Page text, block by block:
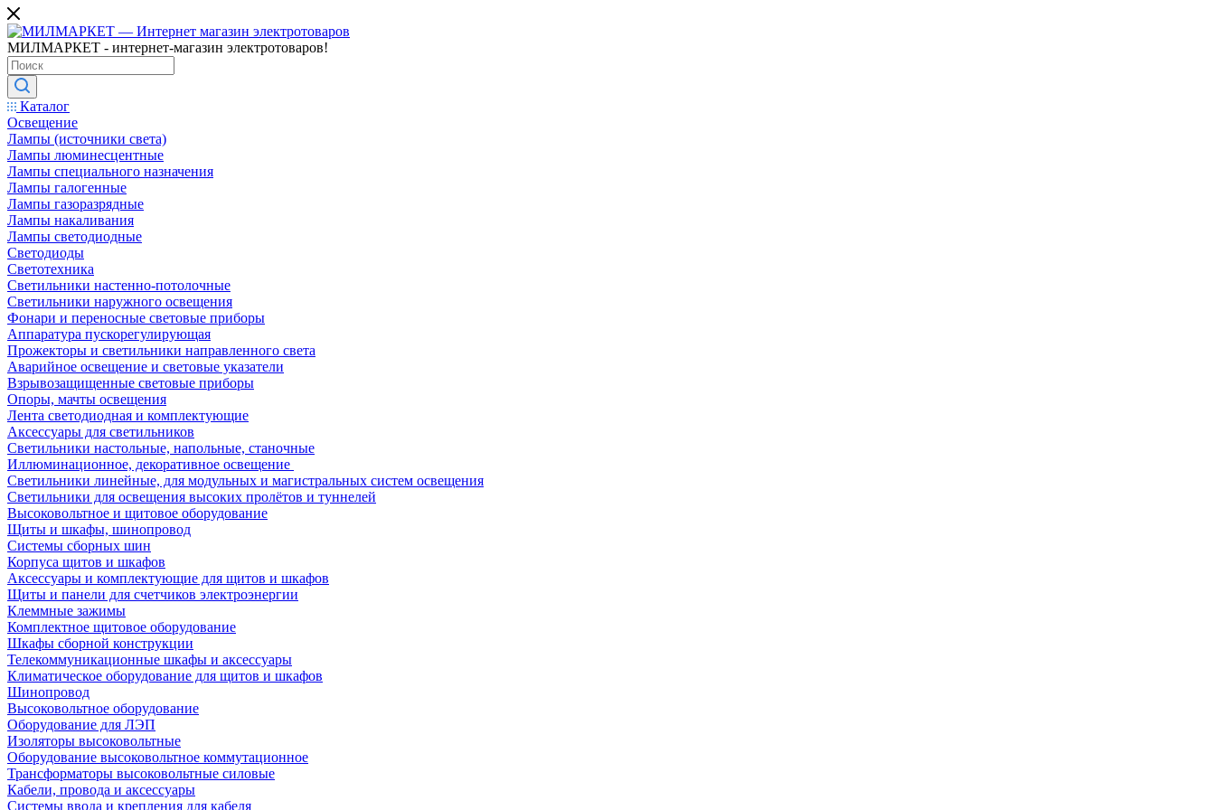
МИЛМАРКЕТ - интернет-магазин электротоваров!
Каталог
Освещение
Лампы (источники света)
Лампы люминесцентные
Лампы специального назначения
Лампы галогенные
Лампы газоразрядные
Лампы накаливания
Лампы светодиодные
Светодиоды
Светотехника
Светильники настенно-потолочные
Светильники наружного освещения
Фонари и переносные световые приборы
Аппаратура пускорегулирующая
Прожекторы и светильники направленного света
Аварийное освещение и световые указатели
Взрывозащищенные световые приборы
Опоры, мачты освещения
Лента светодиодная и комплектующие
Аксессуары для светильников
Светильники настольные, напольные, станочные
Иллюминационное, декоративное освещение
Светильники линейные, для модульных и магистральных систем освещения
Светильники для освещения высоких пролётов и туннелей
Высоковольтное и щитовое оборудование
Щиты и шкафы, шинопровод
Системы сборных шин
Корпуса щитов и шкафов
Аксессуары и комплектующие для щитов и шкафов
Щиты и панели для счетчиков электроэнергии
Клеммные зажимы
Комплектное щитовое оборудование
Шкафы сборной конструкции
Телекоммуникационные шкафы и аксессуары
Климатическое оборудование для щитов и шкафов
Шинопровод
Высоковольтное оборудование
Оборудование для ЛЭП
Изоляторы высоковольтные
Оборудование высоковольтное коммутационное
Трансформаторы высоковольтные силовые
Кабели, провода и аксессуары
Системы ввода и крепления для кабеля